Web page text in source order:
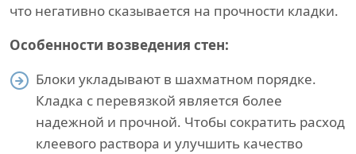
что негативно сказывается на прочности кладки.
Особенности возведения стен:
Блоки укладывают в шахматном порядке.
Кладка с перевязкой является более
надежной и прочной. Чтобы сократить расход
клеевого раствора и улучшить качество